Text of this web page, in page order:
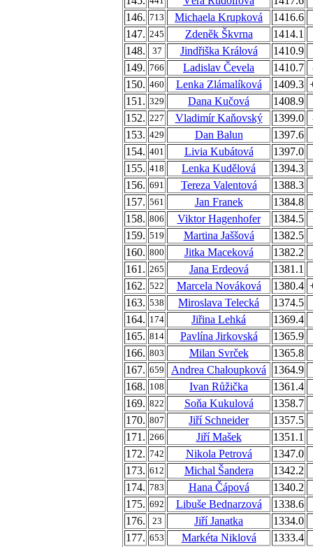
146. 713 Michaela Krupková
1416.6
147. 245 Zdeněk Škvrna
1414.1
148.
37 Jindřiška Králová
1410.9
149. 766 Ladislav Čevela 1410.7
150. 460 Lenka Zlámalíková 1409.3
151. 329 Dana Kučová
1408.9
152. 227 Vladimír Kaňovský 1399.0
153. 429 Dan Balun
1397.6
154. 401 Livia Kubátová
1397.0
155. 418 Lenka Kudělová
1394.3
156. 691 Tereza Valentová
1388.3
157. 561 Jan Franek
1384.8
158. 806 Viktor Hagenhofer 1384.5
159. 519 Martina Jaššová
1382.5
160. 800 Jitka Maceková
1382.2
161. 265 Jana Erdeová
1381.1
162. 522 Marcela Nováková 1380.4
163. 538 Miroslava Telecká
1374.5
164. 174 Jiřina Lehká
1369.4
165. 814 Pavlína Jirkovská
1365.9
166. 803 Milan Svrček
1365.8
167. 659 Andrea Chaloupková
1364.9
168. 108 Ivan Růžička
1361.4
169. 822 Soňa Kukulová
1358.7
170. 807 Jiří Schneider
1357.5
171. 266 Jiří Mašek
1351.1
172. 742 Nikola Petrová
1347.0
173. 612 Michal Šandera
1342.2
174. 783 Hana Čápová
1340.2
175. 692 Libuše Bednarzová
1338.6
176.
23 Jiří Janatka
1334.0
177. 653 Markéta Niklová
1333.4